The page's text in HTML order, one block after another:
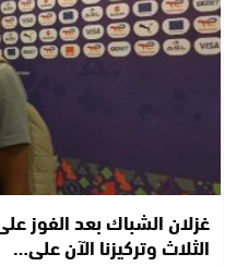
غزلان الشباك بعد الفوز
الثلاث وتركيزنا الآن على…